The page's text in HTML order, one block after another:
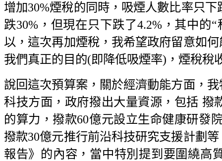
增加30%煙稅的同時，吸煙人數比率只
跌30%，但現在只下跌了4.2%，其中的
以，這次再加煙稅，我希望政府留意如
我們真正的目的(即降低吸煙率)，煙稅稅
說回這次預算案，關於經濟動能方面，
科技方面，政府撥出大量資源，包括 撥
的算力，撥款60億元設立生命健康研發
撥款30億元推行前沿科技研究支援計劃
報告》的內容，當中特別提到要圍繞高